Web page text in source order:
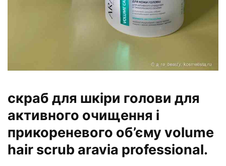
скраб для шкіри голови для
активного очищення і
прикореневого об’єму volume
hair scrub aravia professional.